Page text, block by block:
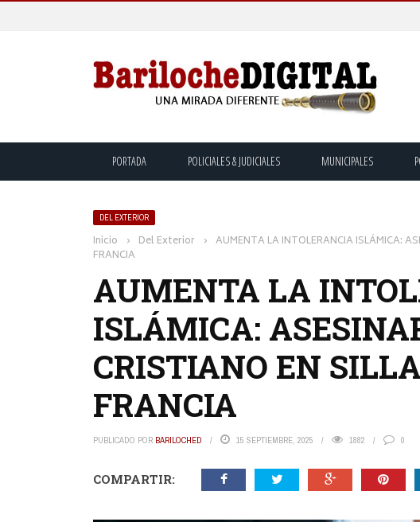
PORTADA POLICIALES & JUDICIALES MUNICIPALES
DEL EXTERIOR
Inicio › Del Exterior › AUMENTA LA INTOLERANCIA ISLÁMICA:
FRANCIA
AUMENTA LA
ISLÁMICA:
CRISTIANO EN
FRANCIA
PUBLICADO POR BARILOCHED 15 SEPTIEMBRE, 2025 1882 0
COMPARTIR: